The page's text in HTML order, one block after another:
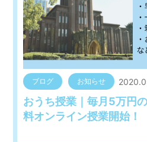
ブログ お知らせ
おうち授業｜毎月5万円
料オンライン授業開始！